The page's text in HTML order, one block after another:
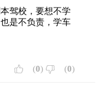
驾校，要想不学
是不负责，学车
(0) (0)